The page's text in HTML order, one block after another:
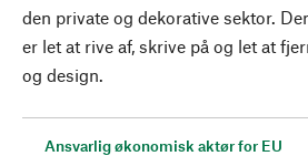
den private og dekorative sektor.
er let at rive af, skrive på og let at
og design.
Ansvarlig økonomisk aktør for EU